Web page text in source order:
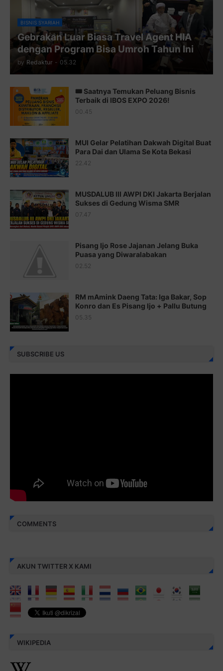
Juz 10 ⇨http://j.mp/2bHfyUH
Juz 11 ⇨http://j.mp/2bHf80y
Juz 13 ⇨http://j.mp/2bFTiKQ
Juz 14 ⇨http://j.mp/2b8SUTA
Juz 15 ⇨http://j.mp/2bFRQIM
Juz 17 ⇨http://j.mp/2brHsFz
Juz 18 ⇨http://j.mp/2b8SCfc
Juz 19 ⇨http://j.mp/2bFSq95
Juz 20 ⇨http://j.mp/2brI1zc
Juz 21 ⇨http://j.mp/2b8VcBO
http://j.mp/2bFRxNP
http://j.mp/2brItxm
Juz 25 ⇨http://j.mp/2brImlf
Juz 26 ⇨http://j.mp/2bFRHF2
BISNIS SYARIAH
Gebrakan Luar Biasa Travel Agent HIA
dengan Program Bisa Umroh Tahun Ini
by Redaktur - 05.32
🎟️ Saatnya Temukan Peluang Bisnis
Terbaik di IBOS EXPO 2026!
00.45
MUI Gelar Pelatihan Dakwah Digital Buat
Para Dai dan Ulama Se Kota Bekasi
22.42
MUSDALUB III AWPI DKI Jakarta Berjalan
Sukses di Gedung Wisma SMR
07.47
Pisang Ijo Rose Jajanan Jelang Buka
Puasa yang Diwaralabakan
02.52
RM mAmink Daeng Tata: Iga Bakar, Sop
Konro dan Es Pisang Ijo + Pallu Butung
05.35
SUBSCRIBE US
COMMENTS
AKUN TWITTER X KAMI
WIKIPEDIA